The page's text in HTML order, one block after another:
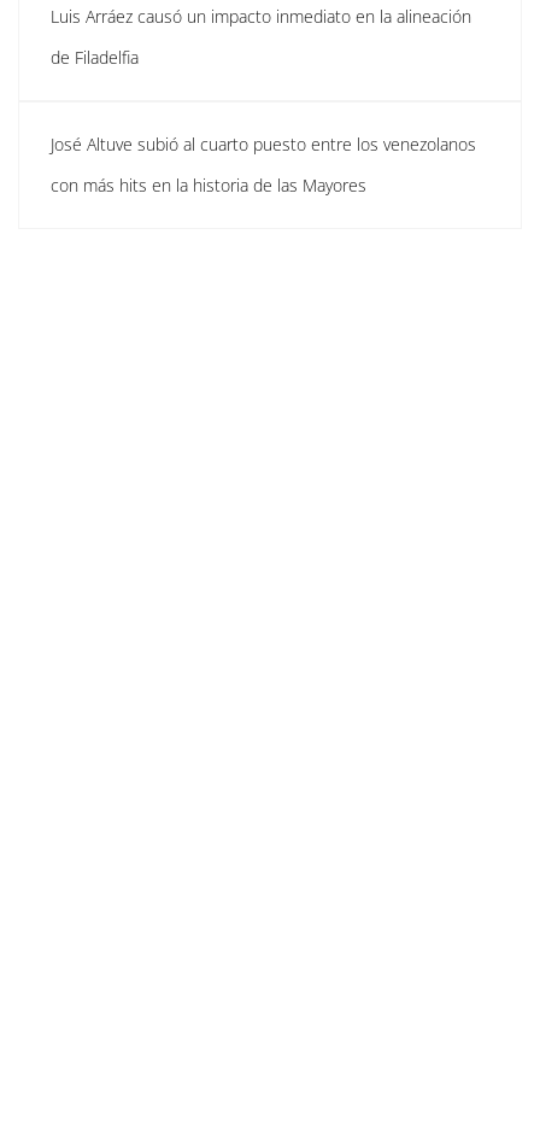
Luis Arráez causó un impacto inmediato en la alineación
de Filadelfia
José Altuve subió al cuarto puesto entre los venezolanos
con más hits en la historia de las Mayores